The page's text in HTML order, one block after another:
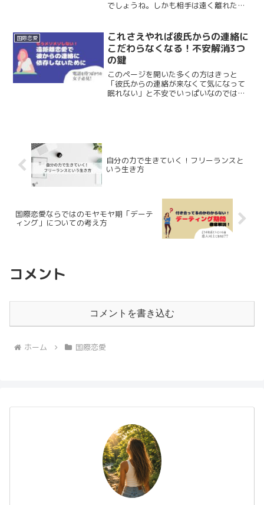
でしょうね。しかも相手は遠く離れたア
やふやなようでは恋愛はうまくいくはず
もありません。え・・？な...
国際恋愛
これさえやれば彼氏からの連絡に
こだわらなくなる！不安解消3つ
の鍵
このページを開いた多くの方はきっと
「彼氏からの連絡が来なくて気になって
眠れない」と不安でいっぱいなのではな
自分の力で生きていく！フリーランスと
いう生き方
国際恋愛ならではのモヤモヤ期「デーテ
ィング」についての考え方
コメント
コメントを書き込む
ホーム 国際恋愛